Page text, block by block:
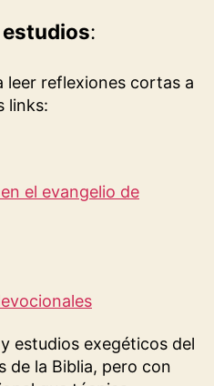
:
leer reflexiones cortas a
links:
el evangelio de
estudios exegéticos del
la Biblia, pero con